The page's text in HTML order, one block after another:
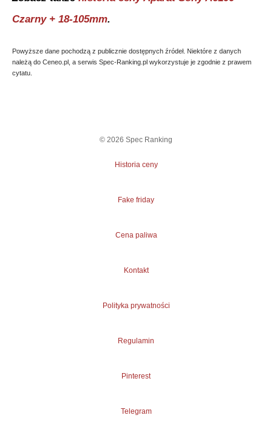
Czarny + 18-105mm.
Powyższe dane pochodzą z publicznie dostępnych źródeł. Niektóre z danych
należą do Ceneo.pl, a serwis Spec-Ranking.pl wykorzystuje je zgodnie z prawem
cytatu.
© 2026 Spec Ranking
Historia ceny
Fake friday
Cena paliwa
Kontakt
Polityka prywatności
Regulamin
Pinterest
Telegram